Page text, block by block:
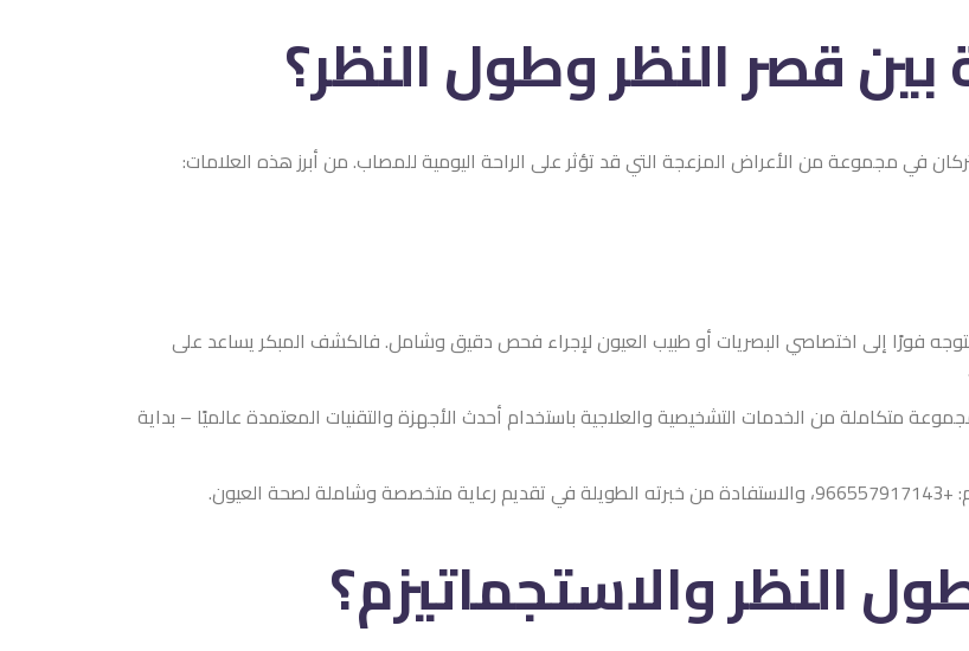
قصر النظر وطول النظر؟
في مجموعة من الأعراض المزعجة التي قد تؤثر على الراحة اليومية للمصاب. من أبرز هذه العلامات:
فورًا إلى اختصاصي البصريات أو طبيب العيون لإجراء فحص دقيق وشامل. فالكشف المبكر يساعد على
متكاملة من الخدمات التشخيصية والعلاجية باستخدام أحدث الأجهزة والتقنيات المعتمدة عالميًا – بداية
النظر والاستجماتيزم؟